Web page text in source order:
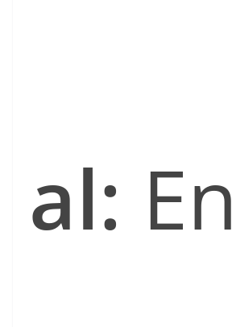
al: En